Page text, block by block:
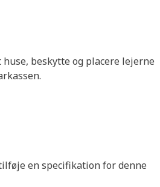
beskytte og placere lejerne
kugle
kontakt den lokale Cat-
en specifikation for denne